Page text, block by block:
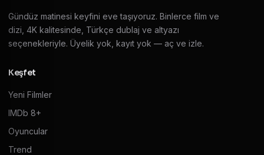
Gündüz matinesi keyfini eve taşıyoruz. Binlerce film ve
dizi, 4K kalitesinde, Türkçe dublaj ve altyazı
seçenekleriyle. Üyelik yok, kayıt yok — aç ve izle.
Keşfet
Yeni Filmler
IMDb 8+
Oyuncular
Trend